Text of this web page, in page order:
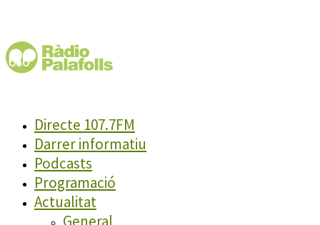
Directe 107.7FM
Darrer informatiu
Podcasts
Programació
Actualitat